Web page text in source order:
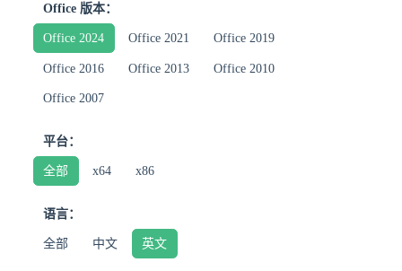
Office 版本：
Office 2024 Office 2021 Office 2019
Office 2016 Office 2013 Office 2010
Office 2007
平台：
全部 x64 x86
语言：
全部 中文 英文